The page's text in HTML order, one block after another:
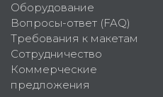
Оборудование
Вопросы-ответ (FAQ)
Требования к макетам
Сотрудничество
Коммерческие
предложения